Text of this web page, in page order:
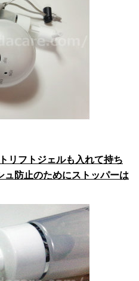
リフトジェルも入れて持ち
ュ防止のためにストッパーは